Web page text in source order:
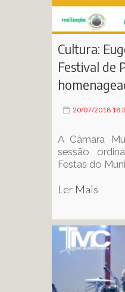
Cultura:
Festival de
20/07/2018
A Câmara
sessão
Festas do
Ler Mais